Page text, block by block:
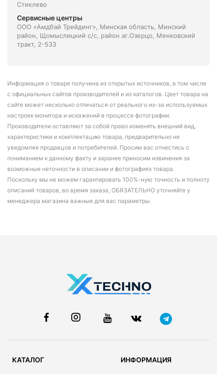
Стиклево
Сервисные центры
ООО «Амдбай Трейдинг», Минская область, Минский
район, Щомыслицкий с/с, район аг.Озерцо, Менковский
тракт, 2-533
Информация о товаре получена из открытых источников, в том числе
с официальных сайтов производителей и из каталогов. Цвет товара на
сайте может несколько отличаться от реального из-за используемых
настроек монитора и искажений в процессе фотографии.
Производители оставляют за собой право изменять внешний вид,
характеристики и комплектацию товара, предварительно не
уведомляя продавцов и потребителей. Просим вас отнестись с
пониманием к данному факту и заранее приносим извинения за
возможные неточности в описании и фотографиях товара.
Поскольку мы не можем гарантировать 100%-ную точность и полноту
описаний товаров, во время заказа, ОБЯЗАТЕЛЬНО уточняйте у
менеджера магазина важные для вас параметры.
КАТАЛОГ ИНФОРМАЦИЯ